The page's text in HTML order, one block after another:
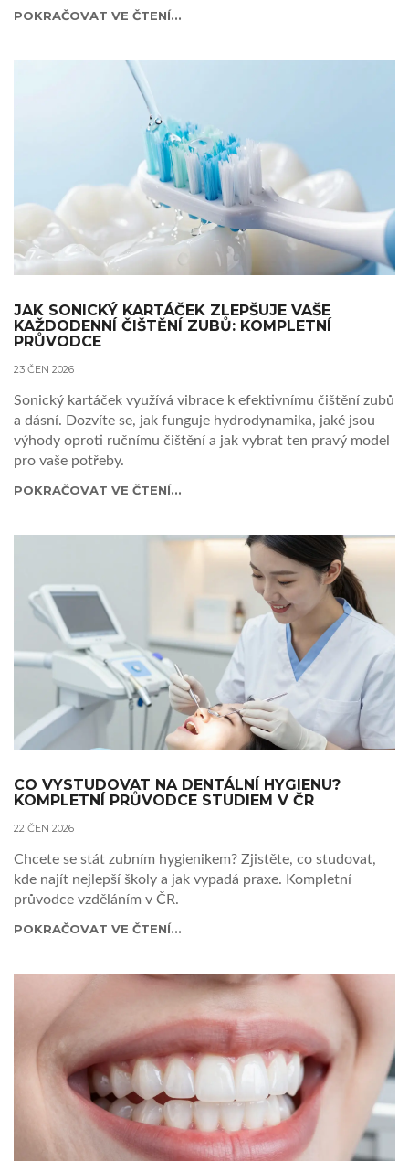
POKRAČOVAT VE ČTENÍ...
JAK SONICKÝ KARTÁČEK ZLEPŠUJE VAŠE
KAŽDODENNÍ ČIŠTĚNÍ ZUBŮ: KOMPLETNÍ
PRŮVODCE
23 ČEN 2026
Sonický kartáček využívá vibrace k efektivnímu čištění zubů
a dásní. Dozvíte se, jak funguje hydrodynamika, jaké jsou
výhody oproti ručnímu čištění a jak vybrat ten pravý model
pro vaše potřeby.
POKRAČOVAT VE ČTENÍ...
CO VYSTUDOVAT NA DENTÁLNÍ HYGIENU?
KOMPLETNÍ PRŮVODCE STUDIEM V ČR
22 ČEN 2026
Chcete se stát zubním hygienikem? Zjistěte, co studovat,
kde najít nejlepší školy a jak vypadá praxe. Kompletní
průvodce vzděláním v ČR.
POKRAČOVAT VE ČTENÍ...